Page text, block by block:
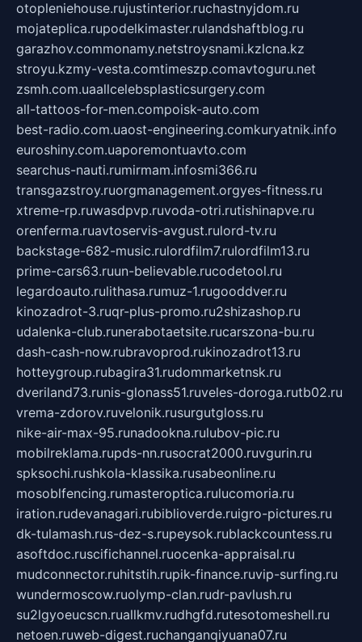
otopleniehouse.rujustinterior.ruchastnyjdom.ru
mojateplica.rupodelkimaster.rulandshaftblog.ru
garazhov.commonamy.netstroysnami.kzlcna.kz
stroyu.kzmy-vesta.comtimeszp.comavtoguru.net
zsmh.com.uaallcelebsplasticsurgery.com
all-tattoos-for-men.compoisk-auto.com
best-radio.com.uaost-engineering.comkuryatnik.info
euroshiny.com.uaporemontuavto.com
searchus-nauti.rumirmam.infosmi366.ru
transgazstroy.ruorgmanagement.orgyes-fitness.ru
xtreme-rp.ruwasdpvp.ruvoda-otri.rutishinapve.ru
orenferma.ruavtoservis-avgust.rulord-tv.ru
backstage-682-music.rulordfilm7.rulordfilm13.ru
prime-cars63.ruun-believable.rucodetool.ru
legardoauto.rulithasa.rumuz-1.rugooddver.ru
kinozadrot-3.ruqr-plus-promo.ru2shizashop.ru
udalenka-club.runerabotaetsite.rucarszona-bu.ru
dash-cash-now.rubravoprod.rukinozadrot13.ru
hotteygroup.rubagira31.rudommarketnsk.ru
dveriland73.runis-glonass51.ruveles-doroga.rutb02.ru
vrema-zdorov.ruvelonik.rusurgutgloss.ru
nike-air-max-95.runadookna.rulubov-pic.ru
mobilreklama.rupds-nn.rusocrat2000.ruvgurin.ru
spksochi.rushkola-klassika.rusabeonline.ru
mosoblfencing.rumasteroptica.rulucomoria.ru
iration.rudevanagari.rubiblioverde.ruigro-pictures.ru
dk-tulamash.rus-dez-s.rupeysok.rublackcountess.ru
asoftdoc.ruscifichannel.ruocenka-appraisal.ru
mudconnector.ruhitstih.rupik-finance.ruvip-surfing.ru
wundermoscow.ruolymp-clan.rudr-pavlush.ru
su2lgyoeucscn.ruallkmv.rudhgfd.rutesotomeshell.ru
netoen.ruweb-digest.ruchanganqiyuana07.ru